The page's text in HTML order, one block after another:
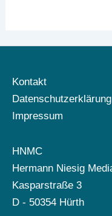
Kontakt
Datenschutzerklärung
Impressum
HNMC
Hermann Niesig
Kasparstraße 3
D - 50354 Hürth